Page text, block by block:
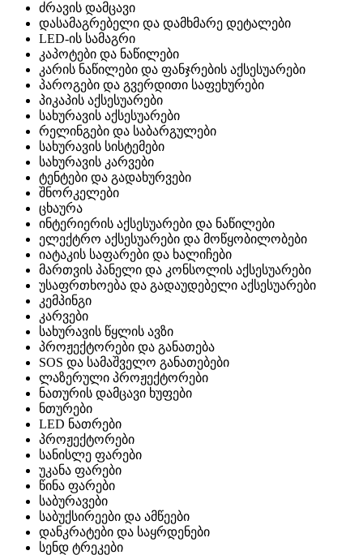
ძრავის დამცავი
დასამაგრებელი და დამხმარე დეტალები
LED-ის სამაგრი
კაპოტები და ნაწილები
კარის ნაწილები და ფანჯრების აქსესუარები
პაროგები და გვერდითი საფეხურები
პიკაპის აქსესუარები
სახურავის აქსესუარები
რელინგები და საბარგულები
სახურავის სისტემები
სახურავის კარვები
ტენტები და გადახურვები
შნორკელები
ცხაურა
ინტერიერის აქსესუარები და ნაწილები
ელექტრო აქსესუარები და მოწყობილობები
იატაკის საფარები და ხალიჩები
მართვის პანელი და კონსოლის აქსესუარები
უსაფრთხოება და გადაუდებელი აქსესუარები
კემპინგი
კარვები
სახურავის წყლის ავზი
პროჟექტორები და განათება
SOS და სამაშველო განათებები
ლაზერული პროჟექტორები
ნათურის დამცავი ხუფები
ნთურები
LED ნათრები
პროჟექტორები
სანისლე ფარები
უკანა ფარები
წინა ფარები
საბურავები
საბუქსირეები და ამწეები
დანკრატები და საყრდენები
სენდ ტრეკები